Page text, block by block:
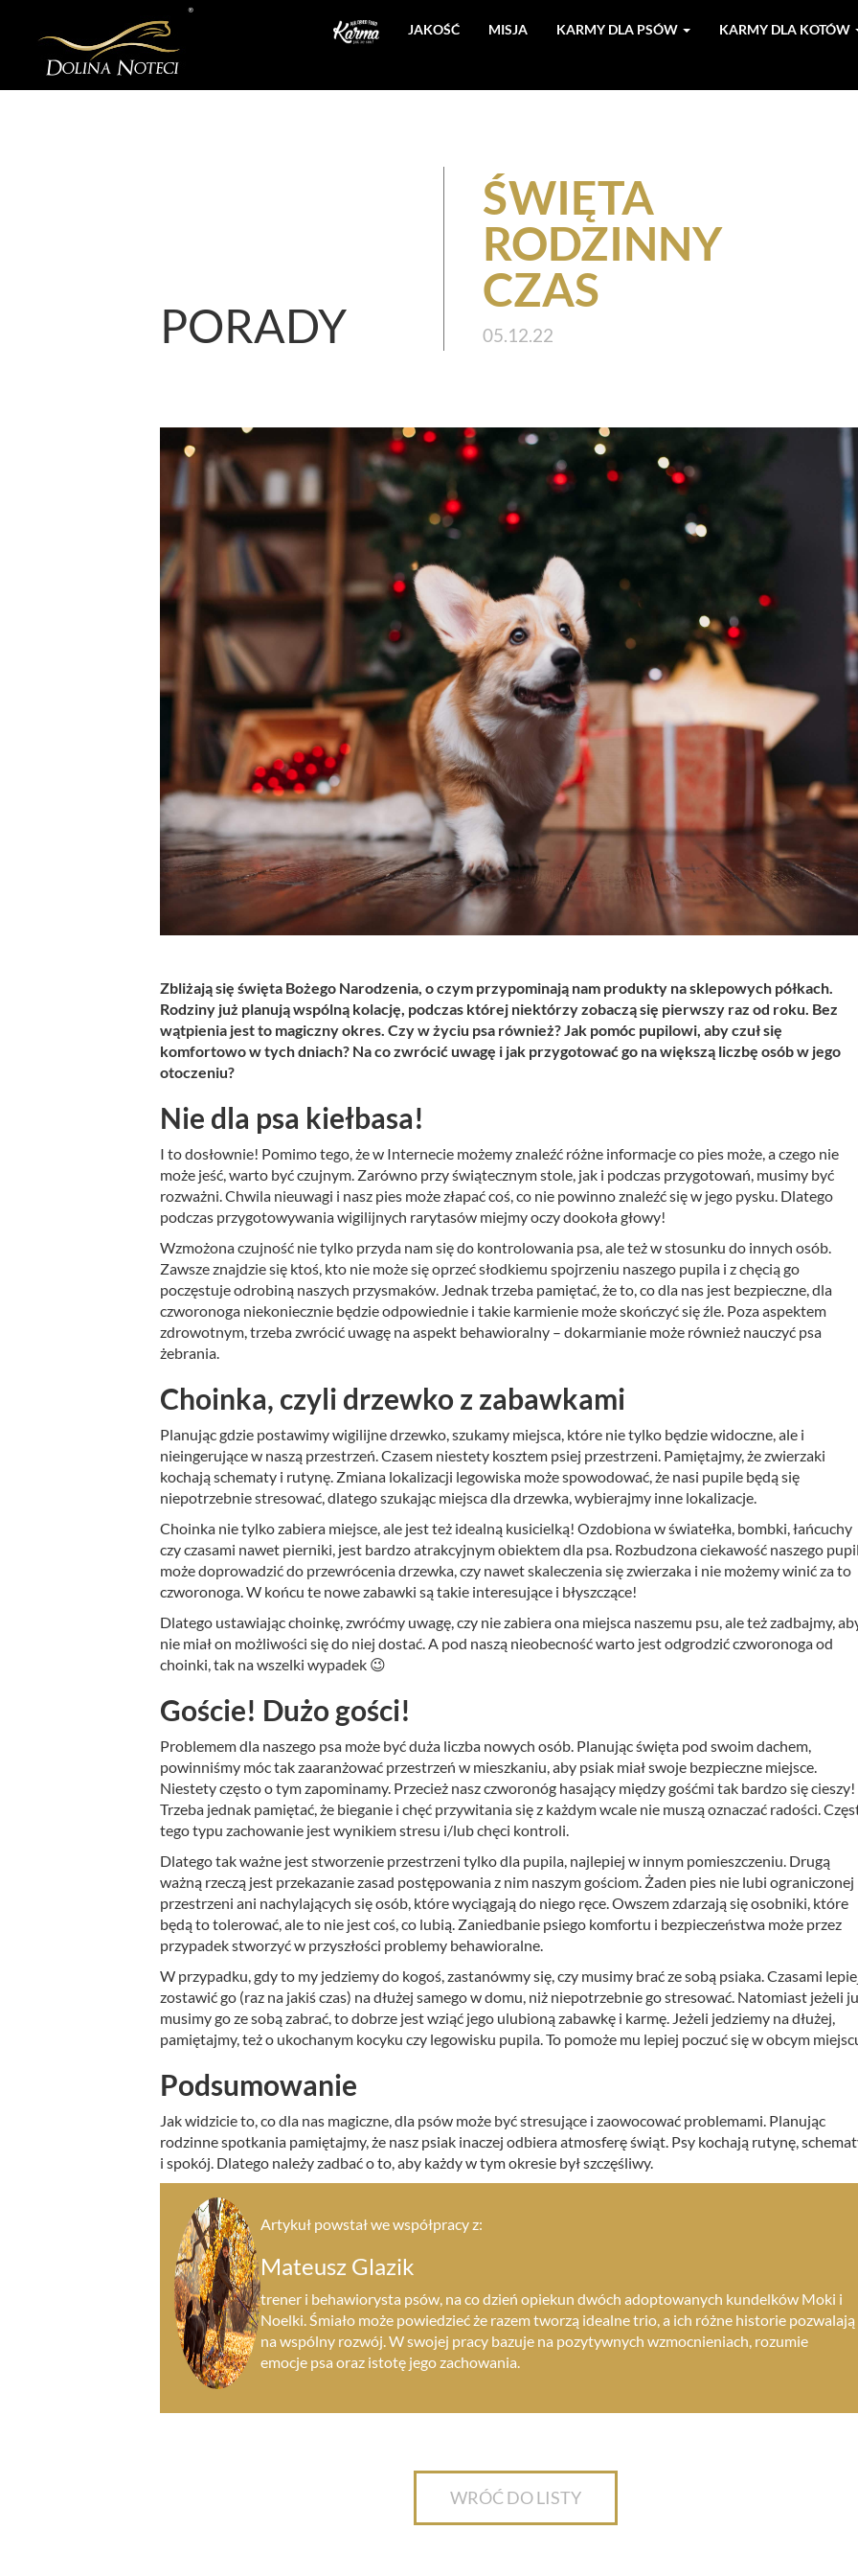
JAKOŚĆ MISJA KARMY DLA PSÓW KARMY DLA KOTÓW
PORADY
ŚWIĘTA
RODZINNY
CZAS
05.12.22
Zbliżają się święta Bożego Narodzenia, o czym przypominają nam produkty na sklepowych półkach.
Rodziny już planują wspólną kolację, podczas której niektórzy zobaczą się pierwszy raz od roku. Bez
wątpienia jest to magiczny okres. Czy w życiu psa również? Jak pomóc pupilowi, aby czuł się
komfortowo w tych dniach? Na co zwrócić uwagę i jak przygotować go na większą liczbę osób w jego
otoczeniu?
Nie dla psa kiełbasa!
I to dosłownie! Pomimo tego, że w Internecie możemy znaleźć różne informacje co pies może, a czego nie
może jeść, warto być czujnym. Zarówno przy świątecznym stole, jak i podczas przygotowań, musimy być
rozważni. Chwila nieuwagi i nasz pies może złapać coś, co nie powinno znaleźć się w jego pysku. Dlatego
podczas przygotowywania wigilijnych rarytasów miejmy oczy dookoła głowy!
Wzmożona czujność nie tylko przyda nam się do kontrolowania psa, ale też w stosunku do innych osób.
Zawsze znajdzie się ktoś, kto nie może się oprzeć słodkiemu spojrzeniu naszego pupila i z chęcią go
poczęstuje odrobiną naszych przysmaków. Jednak trzeba pamiętać, że to, co dla nas jest bezpieczne, dla
czworonoga niekoniecznie będzie odpowiednie i takie karmienie może skończyć się źle. Poza aspektem
zdrowotnym, trzeba zwrócić uwagę na aspekt behawioralny – dokarmianie może również nauczyć psa
żebrania.
Choinka, czyli drzewko z zabawkami
Planując gdzie postawimy wigilijne drzewko, szukamy miejsca, które nie tylko będzie widoczne, ale i
nieingerujące w naszą przestrzeń. Czasem niestety kosztem psiej przestrzeni. Pamiętajmy, że zwierzaki
kochają schematy i rutynę. Zmiana lokalizacji legowiska może spowodować, że nasi pupile będą się
niepotrzebnie stresować, dlatego szukając miejsca dla drzewka, wybierajmy inne lokalizacje.
Choinka nie tylko zabiera miejsce, ale jest też idealną kusicielką! Ozdobiona w światełka, bombki, łańcuchy
czy czasami nawet pierniki, jest bardzo atrakcyjnym obiektem dla psa. Rozbudzona ciekawość naszego
może doprowadzić do przewrócenia drzewka, czy nawet skaleczenia się zwierzaka i nie możemy winić za to
czworonoga. W końcu te nowe zabawki są takie interesujące i błyszczące!
Dlatego ustawiając choinkę, zwróćmy uwagę, czy nie zabiera ona miejsca naszemu psu, ale też zadbajmy,
nie miał on możliwości się do niej dostać. A pod naszą nieobecność warto jest odgrodzić czworonoga od
choinki, tak na wszelki wypadek 😉
Goście! Dużo gości!
Problemem dla naszego psa może być duża liczba nowych osób. Planując święta pod swoim dachem,
powinniśmy móc tak zaaranżować przestrzeń w mieszkaniu, aby psiak miał swoje bezpieczne miejsce.
Niestety często o tym zapominamy. Przecież nasz czworonóg hasający między gośćmi tak bardzo się cieszy!
Trzeba jednak pamiętać, że bieganie i chęć przywitania się z każdym wcale nie muszą oznaczać radości.
tego typu zachowanie jest wynikiem stresu i/lub chęci kontroli.
Dlatego tak ważne jest stworzenie przestrzeni tylko dla pupila, najlepiej w innym pomieszczeniu. Drugą
ważną rzeczą jest przekazanie zasad postępowania z nim naszym gościom. Żaden pies nie lubi ograniczonej
przestrzeni ani nachylających się osób, które wyciągają do niego ręce. Owszem zdarzają się osobniki, które
będą to tolerować, ale to nie jest coś, co lubią. Zaniedbanie psiego komfortu i bezpieczeństwa może przez
przypadek stworzyć w przyszłości problemy behawioralne.
W przypadku, gdy to my jedziemy do kogoś, zastanówmy się, czy musimy brać ze sobą psiaka. Czasami
zostawić go (raz na jakiś czas) na dłużej samego w domu, niż niepotrzebnie go stresować. Natomiast jeżeli
musimy go ze sobą zabrać, to dobrze jest wziąć jego ulubioną zabawkę i karmę. Jeżeli jedziemy na dłużej,
pamiętajmy, też o ukochanym kocyku czy legowisku pupila. To pomoże mu lepiej poczuć się w obcym
Podsumowanie
Jak widzicie to, co dla nas magiczne, dla psów może być stresujące i zaowocować problemami. Planując
rodzinne spotkania pamiętajmy, że nasz psiak inaczej odbiera atmosferę świąt. Psy kochają rutynę,
i spokój. Dlatego należy zadbać o to, aby każdy w tym okresie był szczęśliwy.
Artykuł powstał we współpracy z:
Mateusz Glazik
trener i behawiorysta psów, na co dzień opiekun dwóch adoptowanych kundelków Moki i
Noelki. Śmiało może powiedzieć że razem tworzą idealne trio, a ich różne historie pozwalają
na wspólny rozwój. W swojej pracy bazuje na pozytywnych wzmocnieniach, rozumie
emocje psa oraz istotę jego zachowania.
WRÓĆ DO LISTY